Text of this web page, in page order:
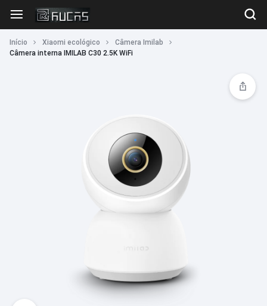
Início Xiaomi ecológico
Câmera Imilab
Câmera interna IMILAB C30 2.5K WiFi